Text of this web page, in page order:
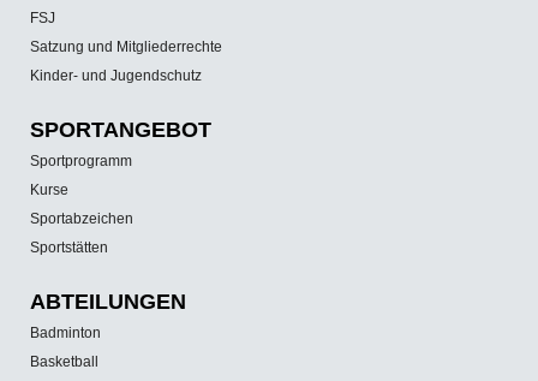
FSJ
Satzung und Mitgliederrechte
Kinder- und Jugendschutz
SPORT­ANGEBOT
Sportprogramm
Kurse
Sportabzeichen
Sportstätten
ABTEILUNGEN
Badminton
Basketball